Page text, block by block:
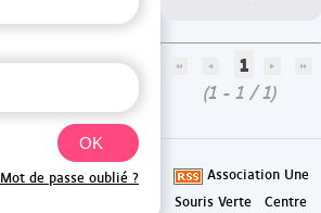
1
(1 - 1 / 1)
Association Une
Souris Verte
Centre
Mot de passe oublié ?